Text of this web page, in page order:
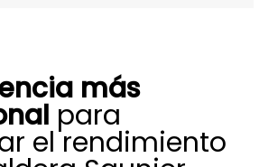
más
para
el rendimiento